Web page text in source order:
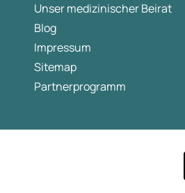
Unser medizinischer Beirat
Blog
Impressum
Sitemap
Partnerprogramm